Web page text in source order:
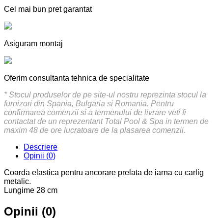
Cel mai bun pret garantat
Asiguram montaj
Oferim consultanta tehnica de specialitate
* Stocul produselor de pe site-ul nostru reprezinta stocul la
furnizori din Spania, Bulgaria si Romania. Pentru
confirmarea comenzii si a termenului de livrare veti fi
contactat de un reprezentant Total Pool & Spa in termen de
maxim 48 de ore lucratoare de la plasarea comenzii.
Descriere
Opinii (0)
Coarda elastica pentru ancorare prelata de iarna cu carlig
metalic.
Lungime 28 cm
Opinii (0)